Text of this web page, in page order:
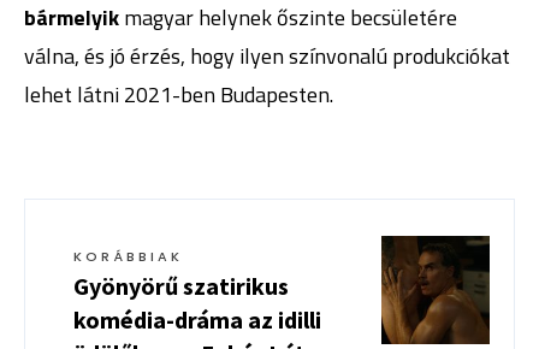
bármelyikmagyar helynek őszinte becsületére
válna, és jó érzés, hogy ilyen színvonalú produkciókat
lehet látni 2021-ben Budapesten.
KORÁBBIAK
Gyönyörű szatirikus
komédia-dráma az idilli